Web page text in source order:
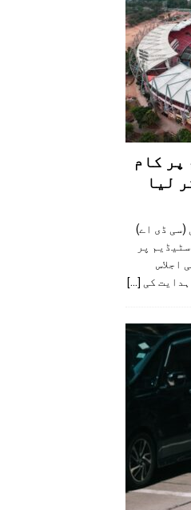
پر کام
لیا
(سی ڈی اے)
پر
اجلاس
کی [...]